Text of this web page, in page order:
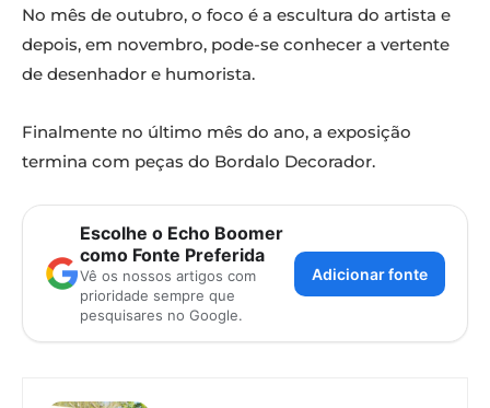
No mês de outubro, o foco é a escultura do artista e
depois, em novembro, pode-se conhecer a vertente
de desenhador e humorista.
Finalmente no último mês do ano, a exposição
termina com peças do Bordalo Decorador.
Escolhe o Echo Boomer
como Fonte Preferida
Vê os nossos artigos com
prioridade sempre que
pesquisares no Google.
Adicionar fonte